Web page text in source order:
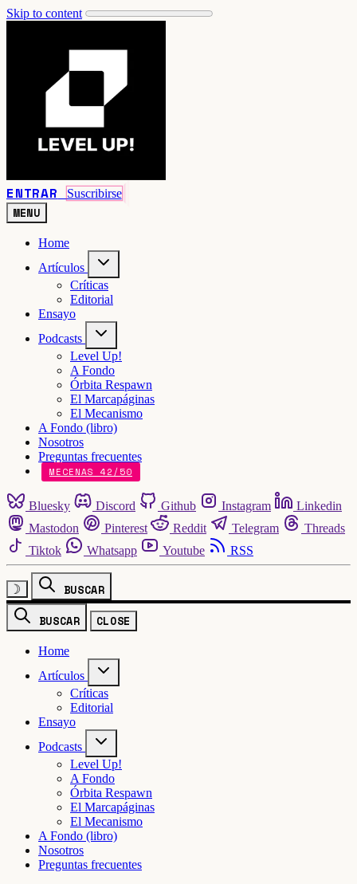
Skip to content
ENTRAR Suscribirse
MENU
Home
Artículos
Críticas
Editorial
Ensayo
Podcasts
Level Up!
A Fondo
Órbita Respawn
El Marcapáginas
El Mecanismo
A Fondo (libro)
Nosotros
Preguntas frecuentes
MECENAS 42/50
Bluesky Discord Github Instagram
Linkedin
Mastodon
Pinterest Reddit Telegram
Threads
Tiktok
Whatsapp Youtube RSS
☽
BUSCAR
BUSCAR
CLOSE
Home
Artículos
Críticas
Editorial
Ensayo
Podcasts
Level Up!
A Fondo
Órbita Respawn
El Marcapáginas
El Mecanismo
A Fondo (libro)
Nosotros
Preguntas frecuentes